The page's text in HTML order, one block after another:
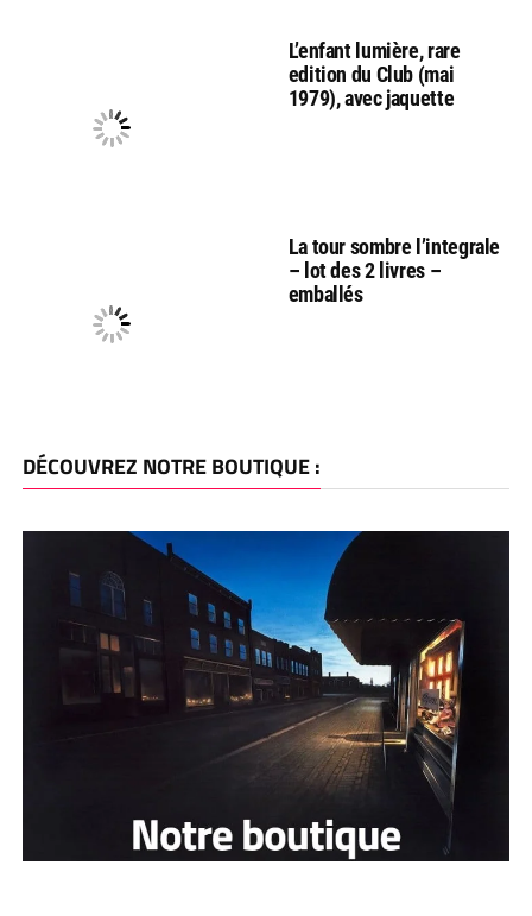
L’enfant lumière, rare
edition du Club (mai
1979), avec jaquette
La tour sombre l’integrale
– lot des 2 livres –
emballés
DÉCOUVREZ NOTRE BOUTIQUE :